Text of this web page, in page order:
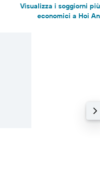
Visualizza i soggiorni più
economici a Hoi An